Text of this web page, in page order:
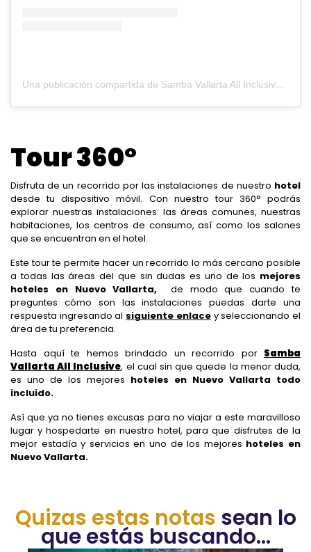
Una publicación compartida de Samba Vallarta All Inclusive (@sambavallarta)
Tour 360°
Disfruta de un recorrido por las instalaciones de nuestro hotel
desde tu dispositivo móvil. Con nuestro tour 360° podrás
explorar nuestras instalaciones: las áreas comunes, nuestras
habitaciones, los centros de consumo, así como los salones
que se encuentran en el hotel.
Este tour te permite hacer un recorrido lo más cercano posible
a todas las áreas del que sin dudas es uno de los mejores
hoteles en Nuevo Vallarta,
de modo que cuando te
preguntes cómo son las instalaciones puedas darte una
respuesta ingresando al siguiente enlace y seleccionando el
área de tu preferencia.
Hasta aquí te hemos brindado un recorrido por Samba
Vallarta All Inclusive, el cual sin que quede la menor duda,
es uno de los mejores hoteles en Nuevo Vallarta todo
incluido.
Así que ya no tienes excusas para no viajar a este maravilloso
lugar y hospedarte en nuestro hotel, para que disfrutes de la
mejor estadía y servicios en uno de los mejores hoteles en
Nuevo Vallarta.
Quizas estas notas sean lo
que estás buscando...